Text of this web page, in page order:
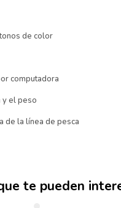
de color
computadora
y el peso
de la línea de pesca
te pueden